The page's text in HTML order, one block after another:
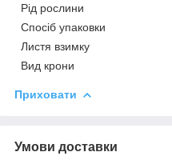
Рід рослини
Спосіб упаковки
Листя взимку
Вид крони
Приховати
Умови доставки